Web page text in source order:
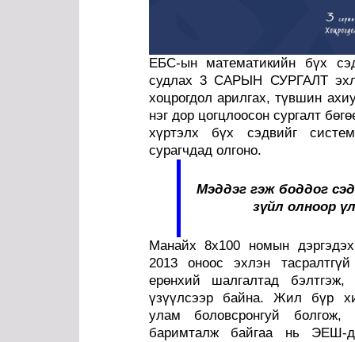
ЕБC-ын математикийн бүх
судлах 3 САРЫН СУРГАЛТ
хоцрогдол арилгах, түвшин
нэг дор цогцлоосон сургалт
хүртэлх бүх сэдвийг
сурагчдад олгоно.
Мэддэг гэж боддог
зүйл олноор
Манайх 8x100 номын
2013 оноос эхлэн
ерөнхий шалгалтад бэлтгэж,
үзүүлсээр байна. Жил бүр
улам боловсронгуй болгож,
баримталж байгаа нь ЭЕШ-